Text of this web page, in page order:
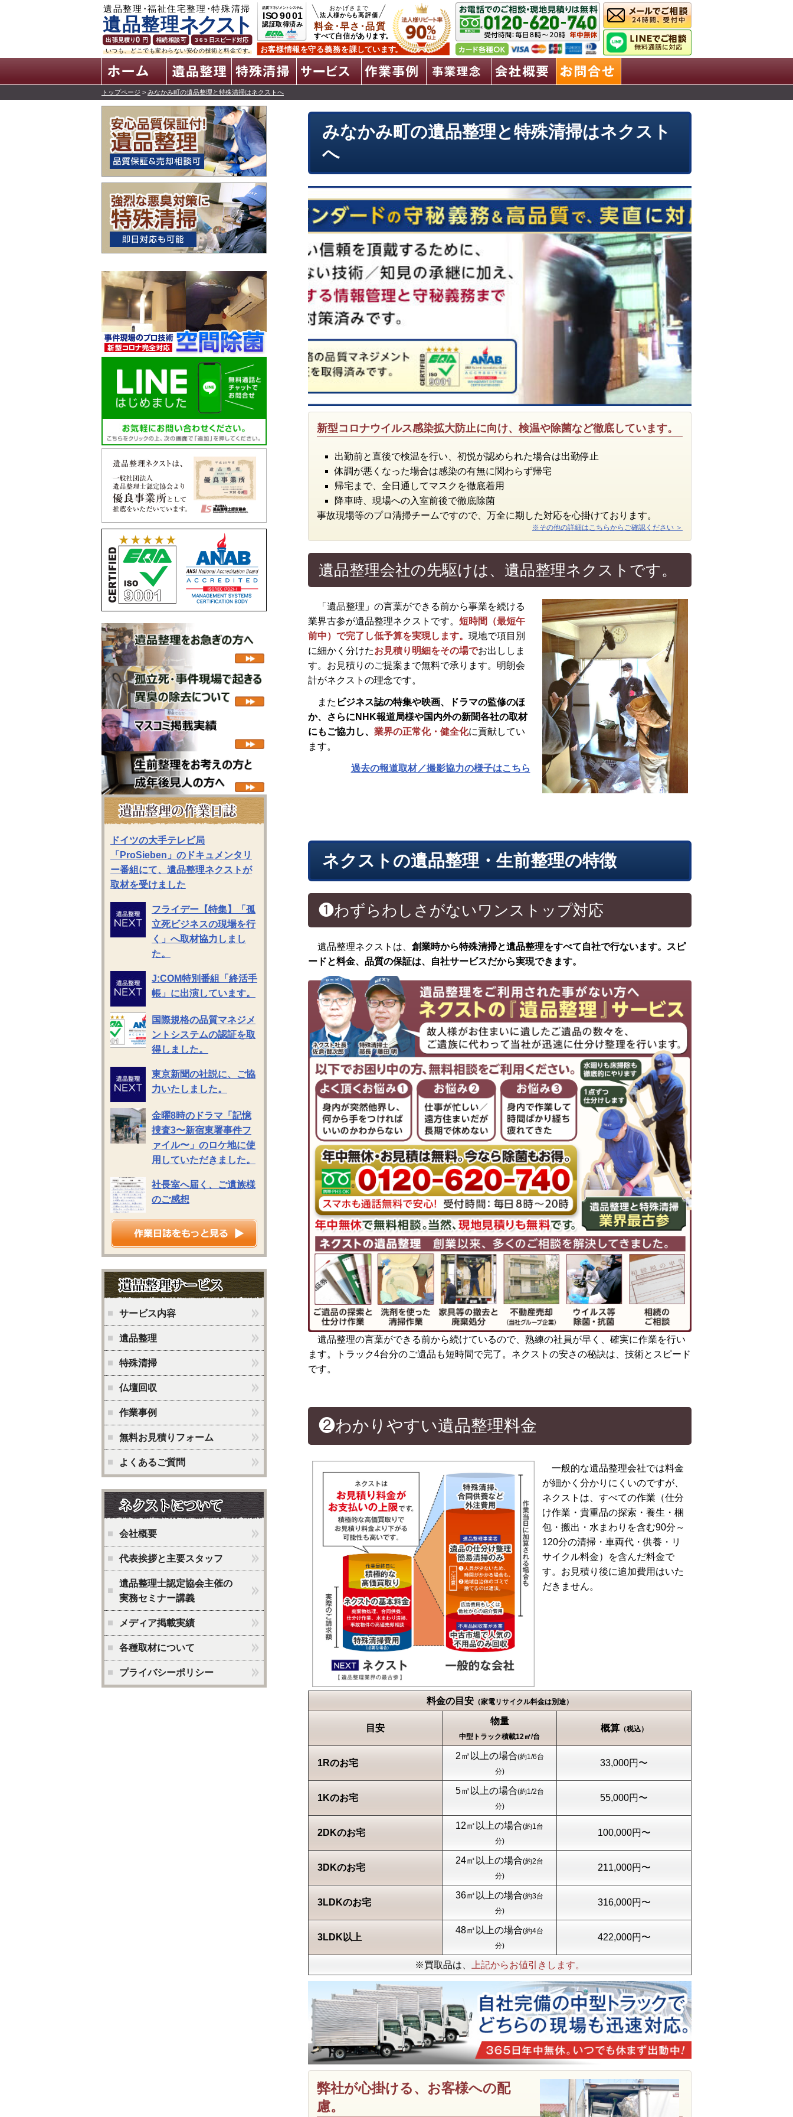
ホーム 遺品整理 特殊清掃 全サービス 作業事例 事業理念 会社概要
トップページ > みなかみ町の遺品整理と特殊清掃はネクストへ
みなかみ町の遺品整理と特殊清掃はネクスト
へ
新型コロナウイルス感染拡大防止に向け、検温や除菌など徹底しています。
出勤前と直後で検温を行い、初悦が認められた場合は出勤停止
体調が悪くなった場合は感染の有無に関わらず帰宅
帰宅まで、全日通してマスクを徹底着用
降車時、現場への入室前後で徹底除菌
事故現場等のプロ清掃チームですので、万全に期した対応を心掛けております。
※その他の詳細はこちらからご確認ください ＞
遺品整理会社の先駆けは、遺品整理ネクストです。
「遺品整理」の言葉ができる前から事業を続ける
業界古参が遺品整理ネクストです。 短時間（最短午
前中）で完了し低予算を実現します。 現地で項目別
に細かく分けたお見積り明細をその場でお出ししま
す。お見積りのご提案まで無料で承ります。明朗会
計がネクストの理念です。
また ビジネス誌の特集や映画、ドラマの監修のほ
か、さらに NHK報道局様や国内外の新聞各社の取材
にもご協力し、 業界の正常化・健全化に貢献してい
ます。
過去の報道取材／撮影協力の様子はこちら
ネクストの遺品整理・生前整理の特徴
❶わずらわしさがないワンストップ対応
遺品整理ネクストは、 創業時から特殊清掃と遺品整理をすべて自社で行ないます。スピ
ードと料金、品質の保証は、自社サービスだから実現できます。
遺品整理の言葉ができる前から続けているので、熟練の社員が早く、確実に作業を行い
ます。トラック4台分のご遺品も短時間で完了。ネクストの安さの秘訣は、技術とスピード
です。
❷わかりやすい遺品整理料金
一般的な遺品整理会社では料金
が細かく分かりにくいのですが、
ネクストは、すべての作業（仕分
け作業・貴重品の探索・養生・梱
包・搬出・水まわりを含む90分～
120分の清掃・車両代・供養・リ
サイクル料金）を含んだ料金で
す。お見積り後に追加費用はいた
だきません。
料金の目安 （家電リサイクル料金は別途）
目安
物量
中型トラック積載12㎥/台
概算（税込）
1Rのお宅
2㎥以上の場合(約1/6台
分)
33,000円〜
1Kのお宅
5㎥以上の場合(約1/2台
分)
55,000円〜
2DKのお宅
12㎥以上の場合(約1台
分)
100,000円〜
3DKのお宅
24㎥以上の場合(約2台
分)
211,000円〜
3LDKのお宅
36㎥以上の場合(約3台
分)
316,000円〜
3LDK以上
48㎥以上の場合(約4台
分)
422,000円〜
※買取品は、 上記からお値引きします。
弊社が心掛ける、お客様への配
慮。
ドイツの大手テレビ局
「ProSieben」のドキュメンタリ
ー番組にて、遺品整理ネクストが
取材を受けました
フライデー【特集】「孤
立死ビジネスの現場を行
く」へ取材協力しまし
た。
J:COM特別番組「終活手
帳」に出演しています。
国際規格の品質マネジメ
ントシステムの認証を取
得しました。
東京新聞の社説に、ご協
力いたしました。
金曜8時のドラマ「記憶
捜査3〜新宿東署事件フ
ァイル〜」のロケ地に使
用していただきました。
社長室へ届く、ご遺族様
のご感想
遺品整理の作業日誌をもっと見る
ネクストのサービス
サービス内容
遺品整理
特殊清掃
仏壇回収
作業事例
無料お見積りフォーム
よくあるご質問
遺品整理ネクストについて
会社概要
代表挨拶と主要スタッフ
遺品整理士認定協会主催の
実務セミナー講義
メディア掲載実績
各種取材について
プライバシーポリシー